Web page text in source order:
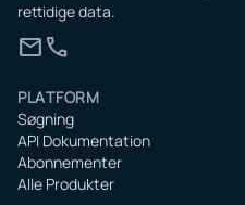
rettidige data.
mailcall
PLATFORM
Søgning
API Dokumentation
Abonnementer
Alle Produkter